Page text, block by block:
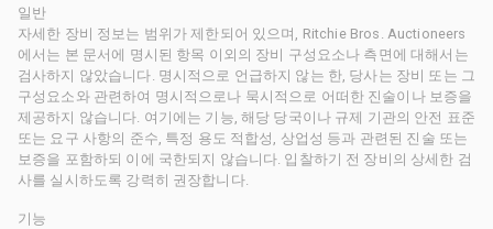
일반
자세한 장비 정보는 범위가 제한되어 있으며, Ritchie Bros. Auctioneers
에서는 본 문서에 명시된 항목 이외의 장비 구성요소나 측면에 대해서는
검사하지 않았습니다. 명시적으로 언급하지 않는 한, 당사는 장비 또는 그
구성요소와 관련하여 명시적으로나 묵시적으로 어떠한 진술이나 보증을
제공하지 않습니다. 여기에는 기능, 해당 당국이나 규제 기관의 안전 표준
또는 요구 사항의 준수, 특정 용도 적합성, 상업성 등과 관련된 진술 또는
보증을 포함하되 이에 국한되지 않습니다. 입찰하기 전 장비의 상세한 검
사를 실시하도록 강력히 권장합니다.
기능